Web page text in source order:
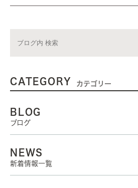
CATEGORY カテゴリー
BLOG
ブログ
NEWS
新着情報一覧